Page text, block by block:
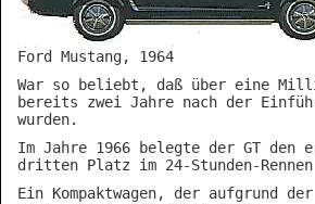
Ford Mustang, 1964
War so beliebt, daß über eine
bereits zwei Jahre nach der
wurden.
Im Jahre 1966 belegte der GT den
dritten Platz im 24-Stunden-Rennen
Ein Kompaktwagen, der aufgrund